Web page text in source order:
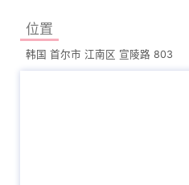
位置
韩国 首尔市 江南区 宣陵路 803